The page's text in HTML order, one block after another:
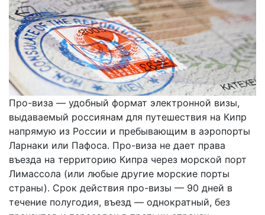
Про-виза — удобный формат электронной визы,
выдаваемый россиянам для путешествия на Кипр
напрямую из России и пребывающим в аэропорты
Ларнаки или Пафоса. Про-виза не дает права
въезда на территорию Кипра через морской порт
Лимассола (или любые другие морские порты
страны). Срок действия про-визы — 90 дней в
течение полугодия, въезд — однократный, без